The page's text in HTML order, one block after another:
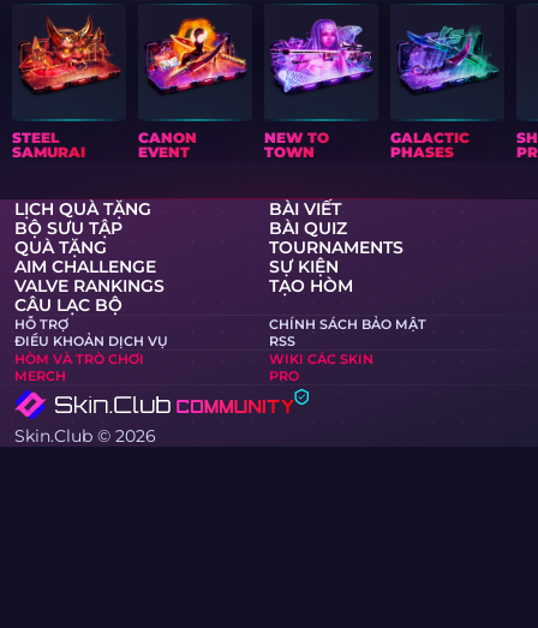
STEEL
SAMURAI
CANON
EVENT
NEW TO
TOWN
GALACTIC
PHASES
LỊCH QUÀ TẶNG
BÀI VIẾT
BỘ SƯU TẬP
BÀI QUIZ
QUÀ TẶNG
TOURNAMENTS
AIM CHALLENGE
SỰ KIỆN
VALVE RANKINGS
TẠO HÒM
CÂU LẠC BỘ
HỖ TRỢ
CHÍNH SÁCH BẢO MẬT
ĐIỀU KHOẢN DỊCH VỤ
RSS
HÒM VÀ TRÒ CHƠI
WIKI CÁC SKIN
MERCH
PRO
Skin.Club © 2026